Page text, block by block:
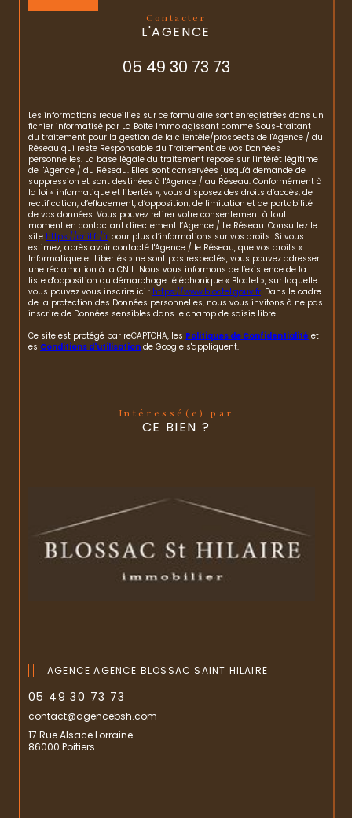
contacter
L'AGENCE
05 49 30 73 73
Les informations recueillies sur ce formulaire sont enregistrées dans un
fichier informatisé par La Boite Immo agissant comme Sous-traitant
du traitement pour la gestion de la clientèle/prospects de l'Agence / du
Réseau qui reste Responsable du Traitement de vos Données
personnelles. La base légale du traitement repose sur l'intérêt légitime
de l'Agence / du Réseau. Elles sont conservées jusqu'à demande de
suppression et sont destinées à l'Agence / au Réseau. Conformément à
la loi « informatique et libertés », vous disposez des droits d’accès, de
rectification, d’effacement, d’opposition, de limitation et de portabilité
de vos données. Vous pouvez retirer votre consentement à tout
moment en contactant directement l’Agence / Le Réseau. Consultez le
site https://cnil.fr/fr pour plus d’informations sur vos droits. Si vous
estimez, après avoir contacté l'Agence / le Réseau, que vos droits «
Informatique et Libertés » ne sont pas respectés, vous pouvez adresser
une réclamation à la CNIL. Nous vous informons de l’existence de la
liste d'opposition au démarchage téléphonique « Bloctel », sur laquelle
vous pouvez vous inscrire ici : https://www.bloctel.gouv.fr. Dans le cadre
de la protection des Données personnelles, nous vous invitons à ne pas
inscrire de Données sensibles dans le champ de saisie libre.
Ce site est protégé par reCAPTCHA, les Politiques de Confidentialité et
es Conditions d'utilisation de Google s'appliquent.
Intéressé(e) par
CE BIEN ?
AGENCE AGENCE BLOSSAC SAINT HILAIRE
05 49 30 73 73
contact@agencebsh.com
17 Rue Alsace Lorraine
86000 Poitiers